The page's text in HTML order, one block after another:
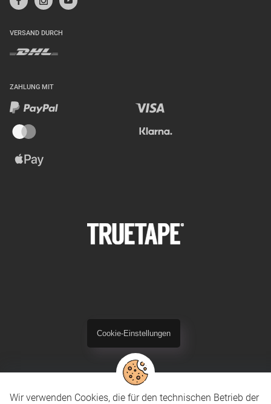
Wir verwenden Cookies, die für den technischen Betrieb der
VERSAND DURCH
ZAHLUNG MIT
Cookie-Einstellungen